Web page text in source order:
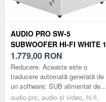
AUDIO PRO SW-5
SUBWOOFER HI-FI WHITE 1
BUC
1.779,00 RON
Reducere. Aceasta este o
traducere automată generată de
un software: SUB alimentat de
bază pentru performanțe
audio pro, audio și video, hi-fi,